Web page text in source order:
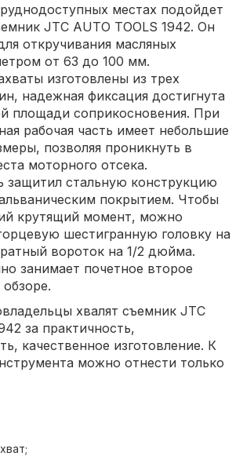
местах подойдет
JTC AUTO TOOLS 1942. Он
откручивания масляных
от 63 до 100 мм.
изготовлены из трех
надежная фиксация достигнута
площади соприкосновения. При
рабочая часть имеет небольшие
позволяя проникнуть в
моторного отсека.
защитил стальную конструкцию
покрытием. Чтобы
крутящий момент, можно
шестигранную головку на
вороток на 1/2 дюйма.
занимает почетное второе
хвалят съемник JTC
за практичность,
качественное изготовление. К
можно отнести только